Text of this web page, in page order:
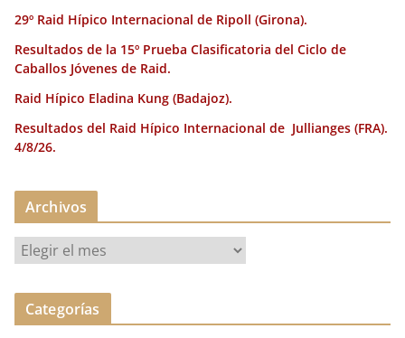
29º Raid Hípico Internacional de Ripoll (Girona).
Resultados de la 15º Prueba Clasificatoria del Ciclo de
Caballos Jóvenes de Raid.
Raid Hípico Eladina Kung (Badajoz).
Resultados del Raid Hípico Internacional de Jullianges (FRA).
4/8/26.
Archivos
c
Categorías